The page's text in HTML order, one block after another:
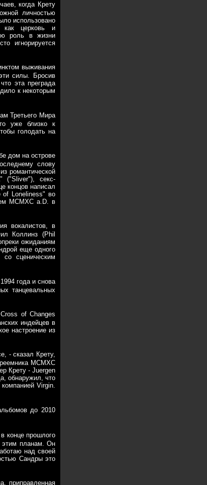
когда Крету
личностью
использовано
как церковь и
роль в жизни
игнорируется
выживания
силы. Бросив
эта преграда
к некоторым
Третьего Мира
уже близко к
голодать на
дом на острове
слову
романтической
("Sliver"), секс-
концов написал
of Loneliness" во
MCMXC a.D. в
вокалистов, в
Коллинз (Phil
ожиданиям
еще одного
сценическим
года и снова
танцевальных
of Changes
индейцев в
настроение из
- сказал Крету,
MCMXC
Крету - Juergen
обнаружил, что
Virgin.
до 2010
конце прошлого
этим планам. Он
над своей
Сандры это
приправленная